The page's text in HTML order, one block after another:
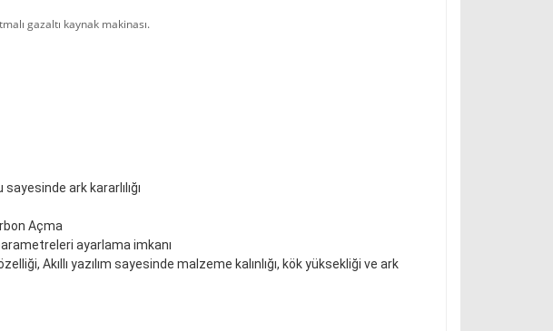
gazaltı kaynak makinası.
ark kararlılığı
Açma
ayarlama imkanı
Akıllı yazılım sayesinde malzeme kalınlığı, kök yüksekliği ve ark